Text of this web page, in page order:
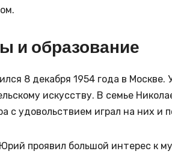
и образование
8 декабря 1954 года в Москве.
искусству. В семье
с удовольствием играл на них и
проявил большой интерес к